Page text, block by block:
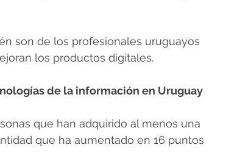
son de los profesionales uruguayos
los productos digitales.
de la información en Uruguay
que han adquirido al menos una
que ha aumentado en 16 puntos